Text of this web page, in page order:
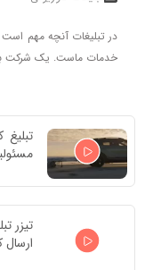
تیزر
در تبلیغات آنچه مهم است
خدمات ماست. یک شرکت